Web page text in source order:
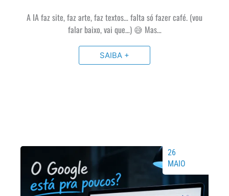
A IA faz site, faz arte, faz textos… falta só fazer café. (vou
falar baixo, vai que…) 😅 Mas…
SAIBA +
26
MAIO